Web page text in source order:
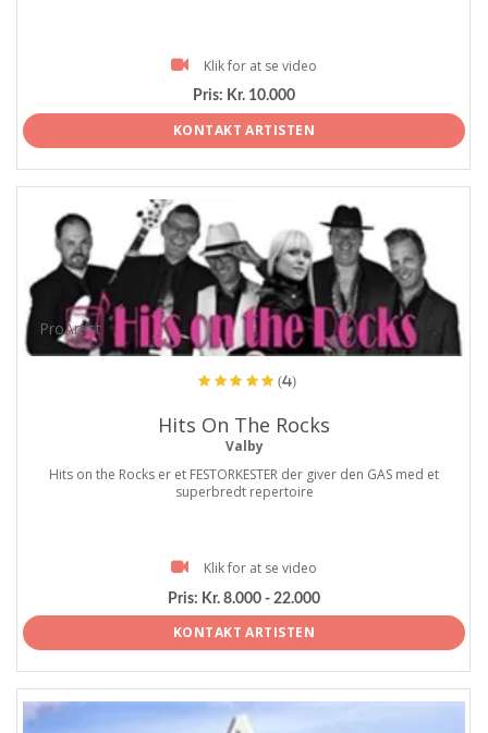
Klik for at se video
Pris: Kr. 10.000
KONTAKT ARTISTEN
ProArtist
(4)
Hits On The Rocks
Valby
Hits on the Rocks er et FESTORKESTER der giver den GAS med et
superbredt repertoire
Klik for at se video
Pris: Kr. 8.000 - 22.000
KONTAKT ARTISTEN